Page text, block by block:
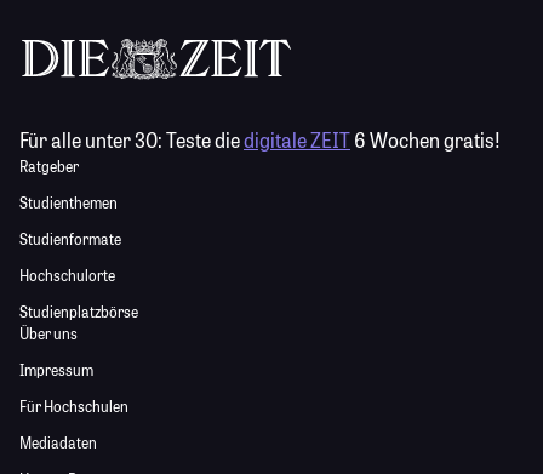
Für alle unter 30:Teste diedigitale ZEIT6 Wochen gratis!
Ratgeber
Studienthemen
Studienformate
Hochschulorte
Studienplatzbörse
Über uns
Impressum
Für Hochschulen
Mediadaten